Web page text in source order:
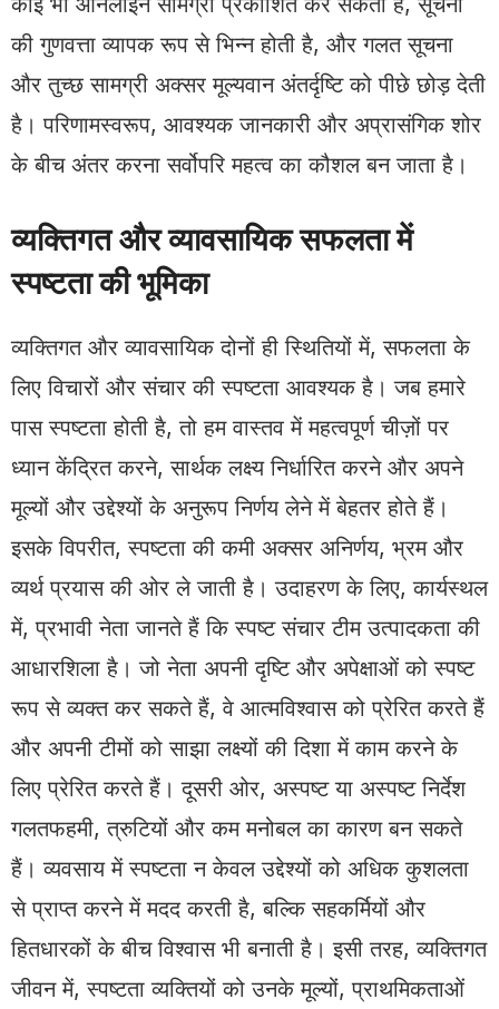
की गुणवत्ता व्यापक रूप से भिन्न होती है, और गलत सूचना
और तुच्छ सामग्री अक्सर मूल्यवान अंतर्दृष्टि को पीछे छोड़ देती
है। परिणामस्वरूप, आवश्यक जानकारी और अप्रासंगिक शोर
के बीच अंतर करना सर्वोपरि महत्व का कौशल बन जाता है।
व्यक्तिगत और व्यावसायिक सफलता में
स्पष्टता की भूमिका
व्यक्तिगत और व्यावसायिक दोनों ही स्थितियों में, सफलता के
लिए विचारों और संचार की स्पष्टता आवश्यक है। जब हमारे
पास स्पष्टता होती है, तो हम वास्तव में महत्वपूर्ण चीज़ों पर
ध्यान केंद्रित करने, सार्थक लक्ष्य निर्धारित करने और अपने
मूल्यों और उद्देश्यों के अनुरूप निर्णय लेने में बेहतर होते हैं।
इसके विपरीत, स्पष्टता की कमी अक्सर अनिर्णय, भ्रम और
व्यर्थ प्रयास की ओर ले जाती है। उदाहरण के लिए, कार्यस्थल
में, प्रभावी नेता जानते हैं कि स्पष्ट संचार टीम उत्पादकता की
आधारशिला है। जो नेता अपनी दृष्टि और अपेक्षाओं को स्पष्ट
रूप से व्यक्त कर सकते हैं, वे आत्मविश्वास को प्रेरित करते हैं
और अपनी टीमों को साझा लक्ष्यों की दिशा में काम करने के
लिए प्रेरित करते हैं। दूसरी ओर, अस्पष्ट या अस्पष्ट निर्देश
गलतफहमी, त्रुटियों और कम मनोबल का कारण बन सकते
हैं। व्यवसाय में स्पष्टता न केवल उद्देश्यों को अधिक कुशलता
से प्राप्त करने में मदद करती है, बल्कि सहकर्मियों और
हितधारकों के बीच विश्वास भी बनाती है। इसी तरह, व्यक्तिगत
जीवन में, स्पष्टता व्यक्तियों को उनके मूल्यों, प्राथमिकताओं